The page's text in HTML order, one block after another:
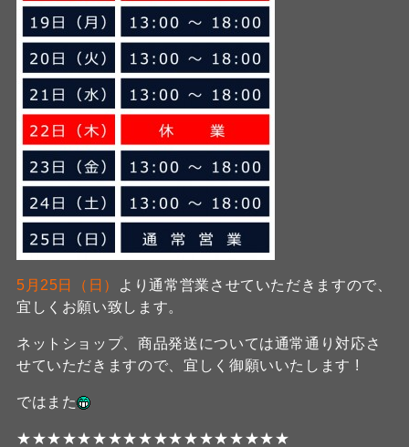
5月25日（日）
より通常営業させていただきますので、
宜しくお願い致します。
ネットショップ、商品発送については通常通り対応さ
せていただきますので、宜しく御願いいたします !
ではまた
★★★★★★★★★★★★★★★★★★